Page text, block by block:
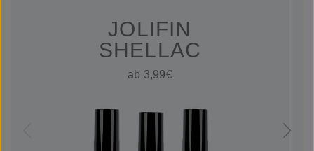
JOLIFIN
SHELLAC
ab 3,99€